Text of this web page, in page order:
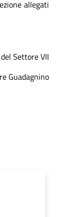
allegati
Settore VII
Guadagnino